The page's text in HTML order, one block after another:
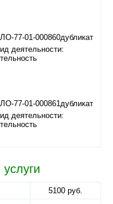
77-01-000860дубликат
деятельности:
77-01-000861дубликат
деятельности:
5100 руб.